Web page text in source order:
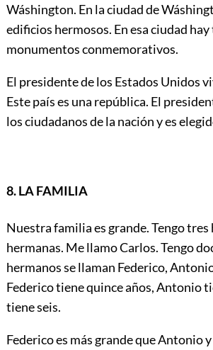
Wáshington. En la ciudad de
edificios hermosos. En esa ciudad
monumentos conmemorativos.
El presidente de los Estados Unidos
Este país es una república. El
los ciudadanos de la nación y es
8. LA FAMILIA
Nuestra familia es grande. Tengo tres
hermanas. Me llamo Carlos. Tengo
hermanos se llaman Federico,
Federico tiene quince años, Antonio
tiene seis.
Federico es más grande que Antonio